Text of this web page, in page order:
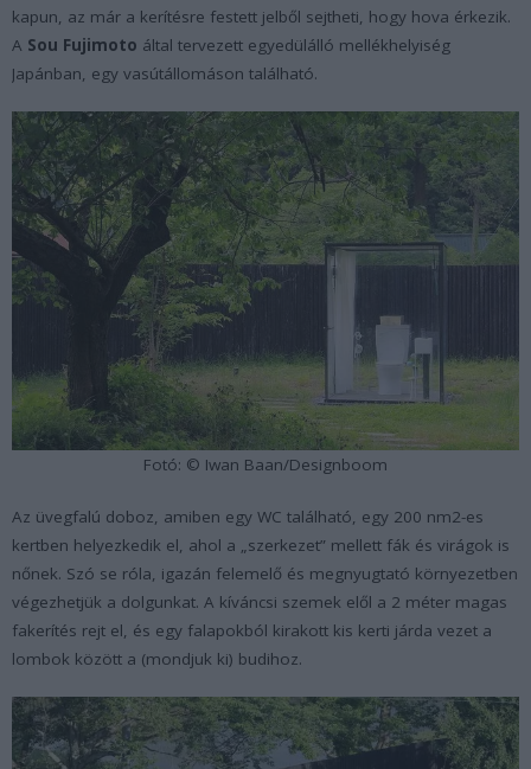
kapun, az már a kerítésre festett jelből sejtheti, hogy hova érkezik.
A Sou Fujimoto által tervezett egyedülálló mellékhelyiség
Japánban, egy vasútállomáson található.
Fotó: © Iwan Baan/Designboom
Az üvegfalú doboz, amiben egy WC található, egy 200 nm2-es
kertben helyezkedik el, ahol a „szerkezet” mellett fák és virágok is
nőnek. Szó se róla, igazán felemelő és megnyugtató környezetben
végezhetjük a dolgunkat. A kíváncsi szemek elől a 2 méter magas
fakerítés rejt el, és egy falapokból kirakott kis kerti járda vezet a
lombok között a (mondjuk ki) budihoz.